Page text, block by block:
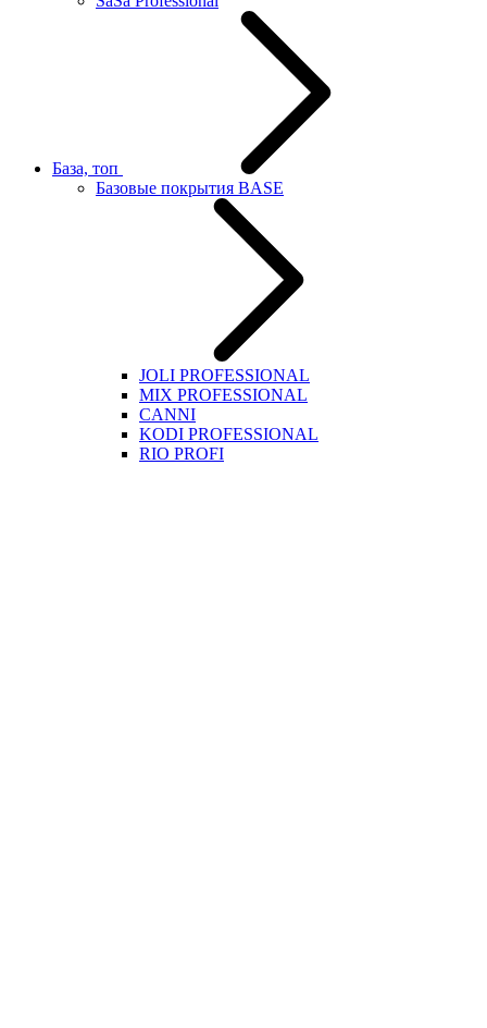
База, топ
Базовые покрытия BASE
JOLI PROFESSIONAL
MIX PROFESSIONAL
CANNI
KODI PROFESSIONAL
RIO PROFI